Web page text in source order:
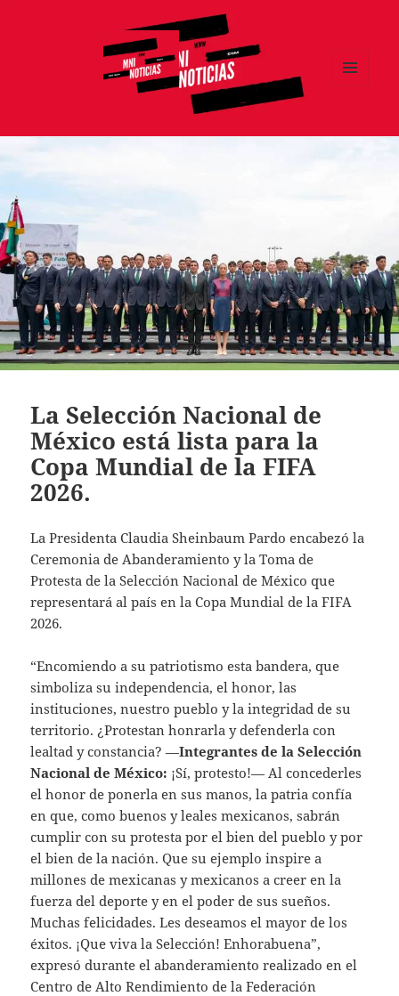
La Selección Nacional de
México está lista para la
Copa Mundial de la FIFA
2026.
La Presidenta Claudia Sheinbaum Pardo encabezó la
Ceremonia de Abanderamiento y la Toma de
Protesta de la Selección Nacional de México que
representará al país en la Copa Mundial de la FIFA
2026.
“Encomiendo a su patriotismo esta bandera, que
simboliza su independencia, el honor, las
instituciones, nuestro pueblo y la integridad de su
territorio. ¿Protestan honrarla y defenderla con
lealtad y constancia? —Integrantes de la Selección
Nacional de México: ¡Sí, protesto!— Al concederles
el honor de ponerla en sus manos, la patria confía
en que, como buenos y leales mexicanos, sabrán
cumplir con su protesta por el bien del pueblo y por
el bien de la nación. Que su ejemplo inspire a
millones de mexicanas y mexicanos a creer en la
fuerza del deporte y en el poder de sus sueños.
Muchas felicidades. Les deseamos el mayor de los
éxitos. ¡Que viva la Selección! Enhorabuena”,
expresó durante el abanderamiento realizado en el
Centro de Alto Rendimiento de la Federación